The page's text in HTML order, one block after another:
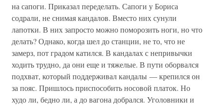
на сапоги. Приказал переделать. Сапоги у Бориса
содрали, не снимая кандалов. Вместо них сунули
лапотки. В них запросто можно поморозить ноги, но что
делать? Однако, когда шел до станции, не то, что не
замерз, пот градом катился. В кандалах с непривычки
ходить трудно, да они еще и тяжелые. В пути оборвался
подхват, который поддерживал кандалы — крепился он
за пояс. Пришлось приспособить носовой платок. Но
худо ли, бедно ли, а до вагона добрался. Уголовники и